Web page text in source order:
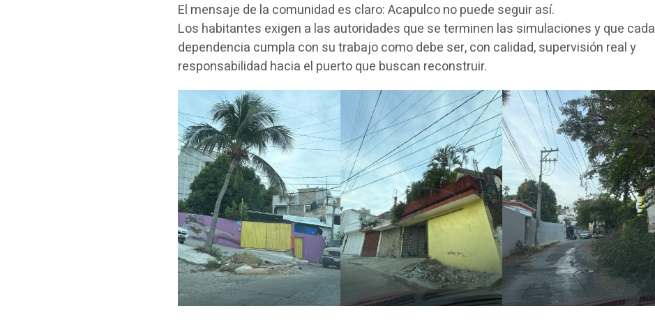
El mensaje de la comunidad es claro: Acapulco no puede seguir así.
Los habitantes exigen a las autoridades que se terminen las simulaciones y que cada
dependencia cumpla con su trabajo como debe ser, con calidad, supervisión real y
responsabilidad hacia el puerto que buscan reconstruir.